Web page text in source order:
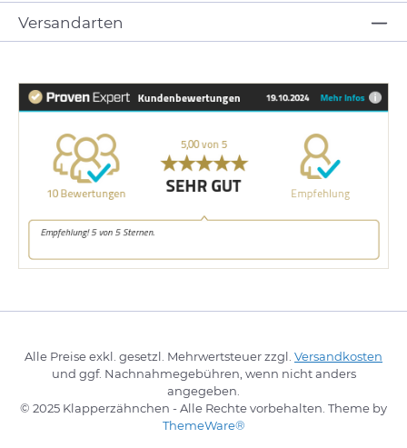
Versandarten
Alle Preise exkl. gesetzl. Mehrwertsteuer zzgl. Versandkosten
und ggf. Nachnahmegebühren, wenn nicht anders
angegeben.
© 2025 Klapperzähnchen - Alle Rechte vorbehalten. Theme by
ThemeWare®